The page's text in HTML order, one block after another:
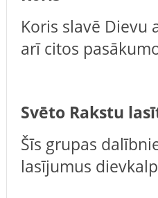
Koris slavē Dievu
arī citos
Svēto Rakstu
Šīs grupas
lasījumus